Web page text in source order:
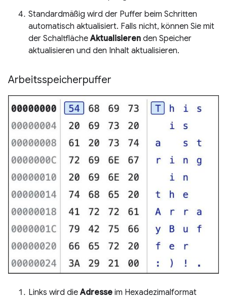
Standardmäßig wird der Puffer beim Schritten
automatisch aktualisiert. Falls nicht, können Sie mit
der SchaltflächeAktualisieren den Speicher
aktualisieren und den Inhalt aktualisieren.
Arbeitsspeicherpuffer
Links wird dieAdresse im Hexadezimalformat